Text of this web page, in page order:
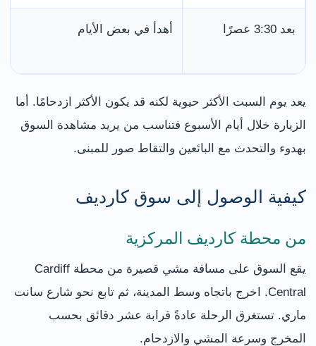
بعد 3:30 عصرًا أهدأ في بعض الأيام
يعد يوم السبت الأكثر حيوية لكنه قد يكون الأكثر ازدحامًا. أما
الزيارة خلال أيام الأسبوع فتناسب من يريد مشاهدة السوق
بهدوء والتحدث مع البائعين والتقاط صور للمبنى.
كيفية الوصول إلى سوق كارديف
من محطة كارديف المركزية
يقع السوق على مسافة مشي قصيرة من محطة Cardiff
Central. اخرج باتجاه وسط المدينة، ثم تابع نحو شارع سانت
ماري. تستغرق الرحلة عادةً قرابة عشر دقائق بحسب
المخرج وسرعة المشي والازدحام.